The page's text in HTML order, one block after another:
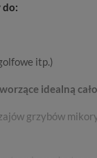
do:
itp.)
idealną
grzybów